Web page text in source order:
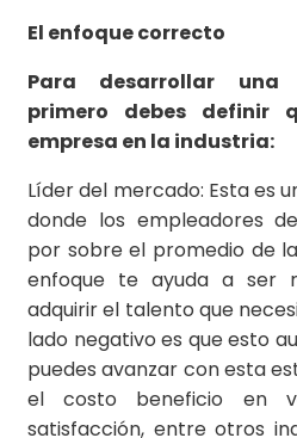
El enfoque correcto
Para desarrollar una
primero debes definir
empresa en la industria:
Líder del mercado: Esta es
donde los empleadores
por sobre el promedio de
enfoque te ayuda a ser
adquirir el talento que
lado negativo es que esto
puedes avanzar con esta
el costo beneficio en
satisfacción, entre otros